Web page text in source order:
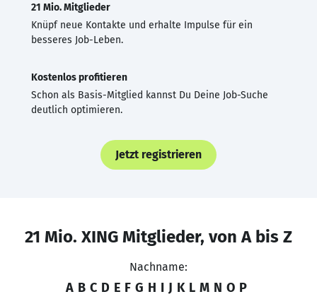
21 Mio. Mitglieder
Knüpf neue Kontakte und erhalte Impulse für ein
besseres Job-Leben.
Kostenlos profitieren
Schon als Basis-Mitglied kannst Du Deine Job-Suche
deutlich optimieren.
Jetzt registrieren
21 Mio. XING Mitglieder, von A bis Z
Nachname:
A B C D E F G H I J K L M N O P